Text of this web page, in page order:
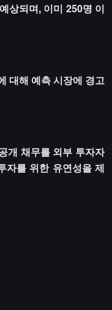
상되며, 이미 250명 이
대해 예측 시장에 경고
개 채무를 외부 투자자
자를 위한 유연성을 제